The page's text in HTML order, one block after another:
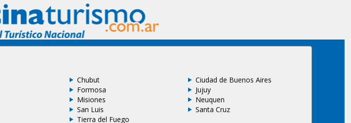
Chubut
Ciudad de Buenos Aires
Formosa
Jujuy
Misiones
Neuquen
San Luis
Santa Cruz
Tierra del Fuego